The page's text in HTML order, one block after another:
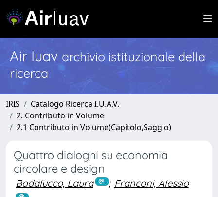
Air Iuav archivio istituzionale della
ricerca
IRIS
Catalogo Ricerca I.U.A.V.
2. Contributo in Volume
2.1 Contributo in Volume(Capitolo,Saggio)
Quattro dialoghi su economia
circolare e design
Badalucco, Laura ; Franconi, Alessio